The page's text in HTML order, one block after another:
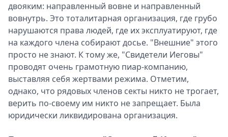
двояким: направленный вовне и направленный
вовнутрь. Это тоталитарная организация, где грубо
нарушаются права людей, где их эксплуатируют, где
на каждого члена собирают досье. "Внешние" этого
просто не знают. К тому же, "Свидетели Иеговы"
проводят очень грамотную пиар-компанию,
выставляя себя жертвами режима. Отметим,
однако, что рядовых членов секты никто не трогает,
верить по-своему им никто не запрещает. Была
юридически ликвидирована организация.